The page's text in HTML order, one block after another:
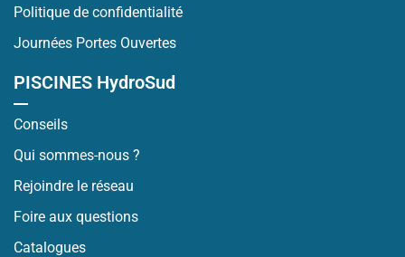
Politique de confidentialité
Journées Portes Ouvertes
PISCINES HydroSud
Conseils
Qui sommes-nous ?
Rejoindre le réseau
Foire aux questions
Catalogues